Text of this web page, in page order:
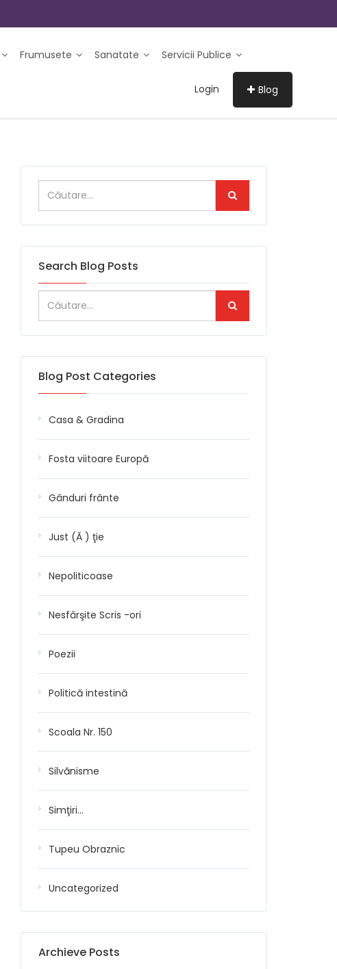
Frumusete Sanatate Servicii Publice
Login Blog
Search Blog Posts
Blog Post Categories
Casa & Gradina
Fosta viitoare Europă
Gânduri frânte
Just (Ă ) ţie
Nepoliticoase
Nesfârşite Scris -ori
Poezii
Politică intestină
Scoala Nr. 150
Silvănisme
Simţiri…
Tupeu Obraznic
Uncategorized
Archieve Posts